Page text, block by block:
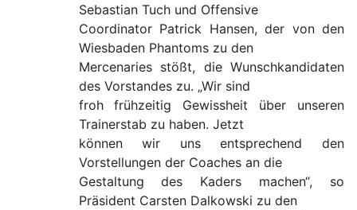
Sebastian Tuch und Offensive
Coordinator Patrick Hansen, der von den
Wiesbaden Phantoms zu den
Mercenaries stößt, die Wunschkandidaten
des Vorstandes zu. „Wir sind
froh frühzeitig Gewissheit über unseren
Trainerstab zu haben. Jetzt
können wir uns entsprechend den
Vorstellungen der Coaches an die
Gestaltung des Kaders machen“, so
Präsident Carsten Dalkowski zu den